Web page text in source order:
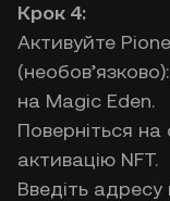
Крок 4:
Активуйте
на Magic Eden.
Поверніться на
активацію NFT.
Введіть